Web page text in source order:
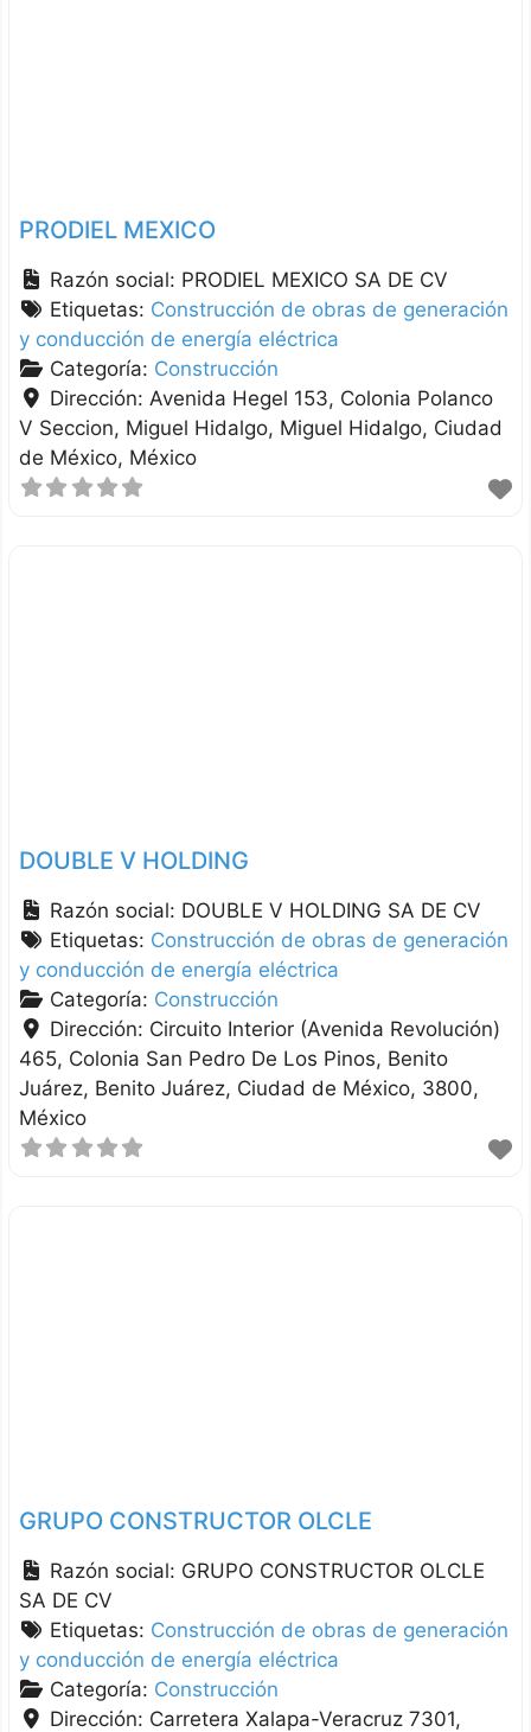
PRODIEL MEXICO
Razón social: PRODIEL MEXICO SA DE CV
Etiquetas: Construcción de obras de generación
y conducción de energía eléctrica
Categoría: Construcción
Dirección: Avenida Hegel 153, Colonia Polanco
V Seccion, Miguel Hidalgo Miguel Hidalgo Ciudad
de México México
DOUBLE V HOLDING
Razón social: DOUBLE V HOLDING SA DE CV
Etiquetas: Construcción de obras de generación
y conducción de energía eléctrica
Categoría: Construcción
Dirección: Circuito Interior (Avenida Revolución)
465, Colonia San Pedro De Los Pinos, Benito
Juárez Benito Juárez Ciudad de México 3800
México
GRUPO CONSTRUCTOR OLCLE
Razón social: GRUPO CONSTRUCTOR OLCLE
SA DE CV
Etiquetas: Construcción de obras de generación
y conducción de energía eléctrica
Categoría: Construcción
Dirección: Carretera Xalapa-Veracruz 7301,